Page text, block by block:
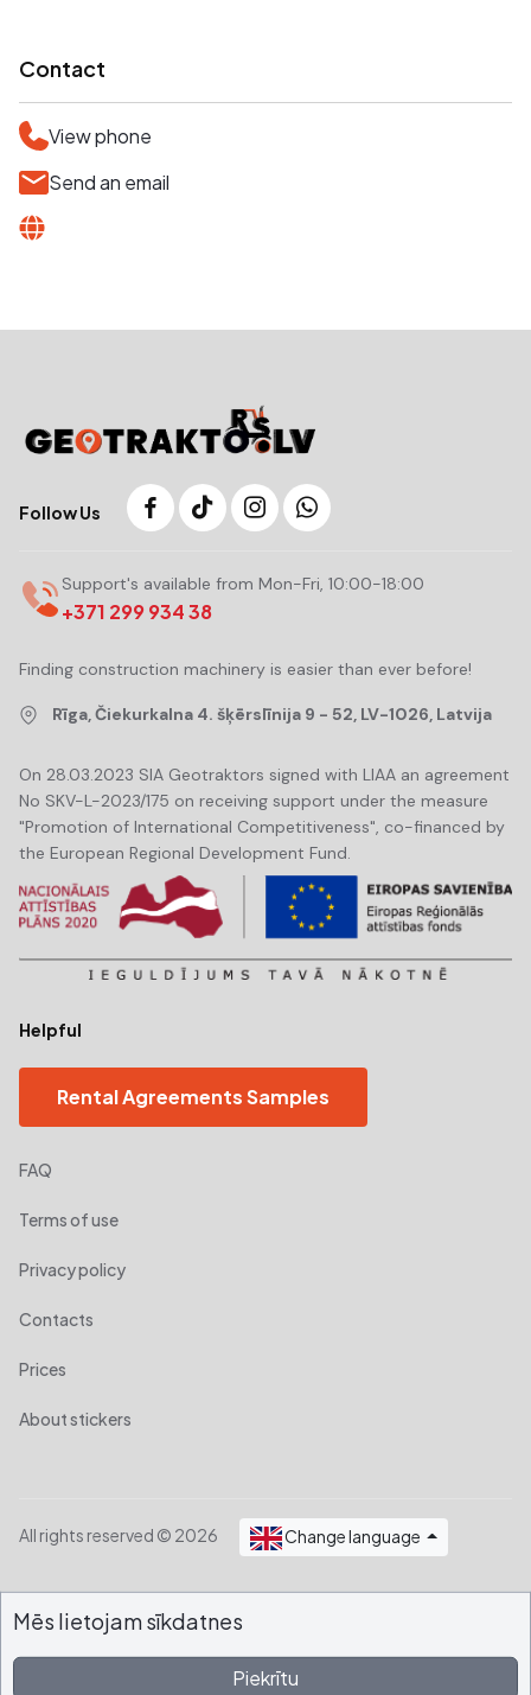
Contact
View phone
Send an email
Follow Us
Support's available from Mon-Fri, 10:00-18:00
+371 299 934 38
Finding construction machinery is easier than ever before!
Rīga, Čiekurkalna 4. šķērslīnija 9 - 52, LV-1026, Latvija
On 28.03.2023 SIA Geotraktors signed with LIAA an agreement
No SKV-L-2023/175 on receiving support under the measure
"Promotion of International Competitiveness", co-financed by
the European Regional Development Fund.
Helpful
Rental Agreements Samples
FAQ
Terms of use
Privacy policy
Contacts
Prices
About stickers
All rights reserved © 2026 Change language
Mēs lietojam sīkdatnes
Piekrītu